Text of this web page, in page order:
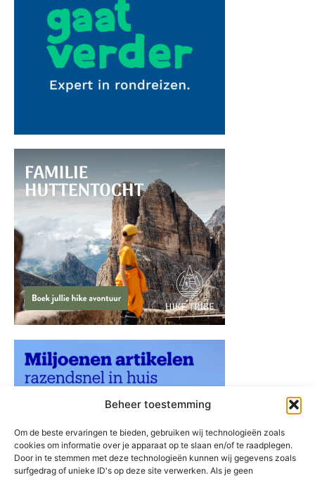
Beheer toestemming
Om de beste ervaringen te bieden, gebruiken wij technologieën zoals
cookies om informatie over je apparaat op te slaan en/of te raadplegen.
Door in te stemmen met deze technologieën kunnen wij gegevens zoals
surfgedrag of unieke ID's op deze site verwerken. Als je geen